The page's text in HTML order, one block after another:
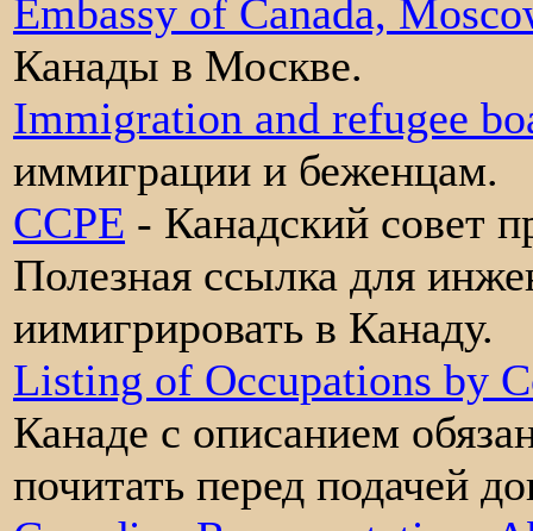
Embassy of Canada,
Канады в Москве.
Immigration and refugee
иммиграции и беженцам.
CCPE - Канадский совет
Полезная ссылка для
иимигрировать в Канаду.
Listing of Occupations by
Канаде с описанием
почитать перед подачей